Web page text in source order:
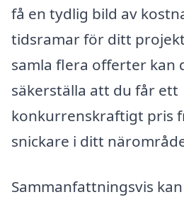
få en tydlig bild av
tidsramar för ditt
samla flera offerter kan
säkerställa att du får ett
konkurrenskraftigt pris
snickare i ditt
Sammanfattningsvis